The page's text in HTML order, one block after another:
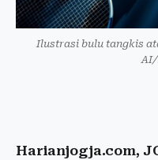
Ilustrasi bulu tangkis
AI/
Harianjogja.com,